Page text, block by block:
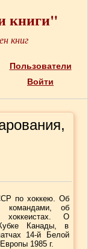
книги"
книг
Пользователи
Войти
по хоккею. Об
командами, об
О
Канады, в
14-й Белой
1985 г.